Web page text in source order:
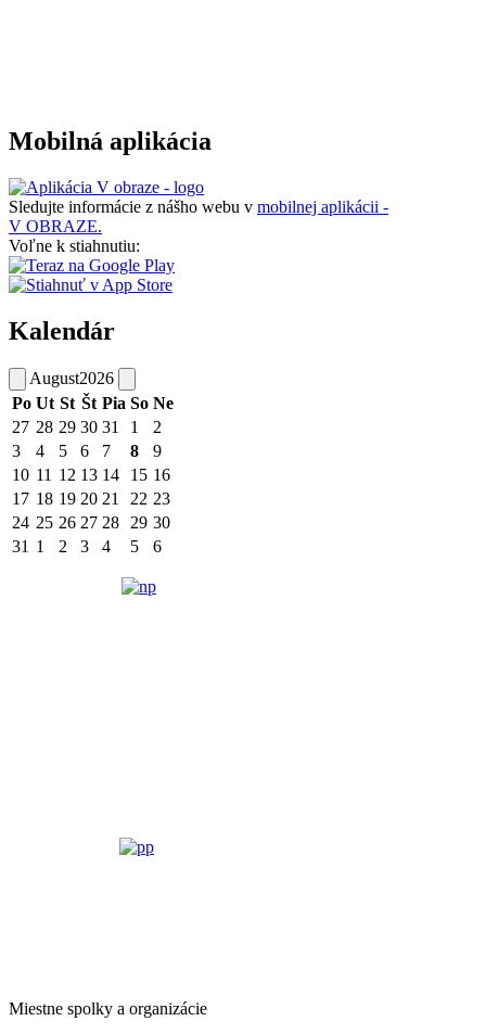
Mobilná aplikácia
Sledujte informácie z nášho webu v mobilnej aplikácii -
V OBRAZE.
Voľne k stiahnutiu:
Kalendár
August2026
Po Ut St Št Pia So Ne
27 28 29 30 31 1
2
3
4 5 6 7 8
9
10 11 12 13 14 15 16
17 18 19 20 21 22 23
24 25 26 27 28 29 30
31 1 2 3 4 5 6
Miestne spolky a organizácie